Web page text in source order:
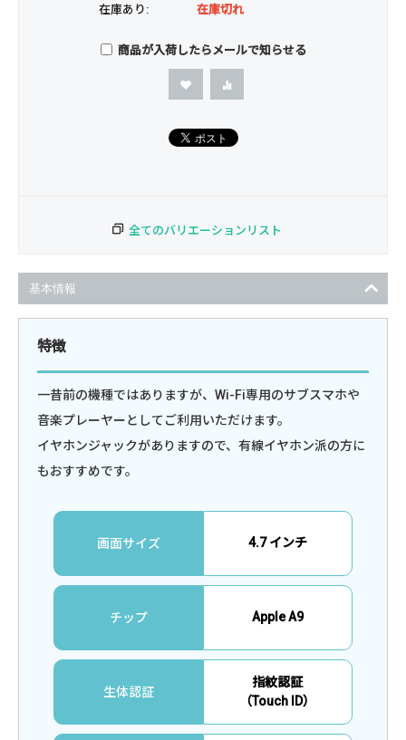
在庫あり: 在庫切れ
商品が入荷したらメールで知らせる
全てのバリエーションリスト
基本情報
特徴
一昔前の機種ではありますが、Wi-Fi専用のサブスマホや
音楽プレーヤーとしてご利用いただけます。
イヤホンジャックがありますので、有線イヤホン派の方に
もおすすめです。
画面サイズ 4.7 インチ
チップ Apple A9
生体認証
指紋認証
（Touch ID）